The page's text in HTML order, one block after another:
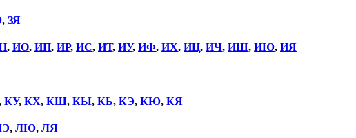
, ЗЯ
, ИО, ИП, ИР, ИС, ИТ, ИУ, ИФ, ИХ, ИЦ, ИЧ, ИШ, ИЮ, ИЯ
КУ, КХ, КШ, КЫ, КЬ, КЭ, КЮ, КЯ
, ЛЮ, ЛЯ